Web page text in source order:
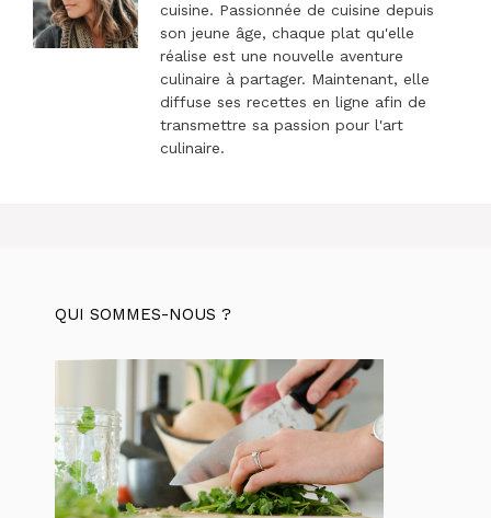
cuisine. Passionnée de cuisine depuis
son jeune âge, chaque plat qu'elle
réalise est une nouvelle aventure
culinaire à partager. Maintenant, elle
diffuse ses recettes en ligne afin de
transmettre sa passion pour l'art
culinaire.
QUI SOMMES-NOUS ?